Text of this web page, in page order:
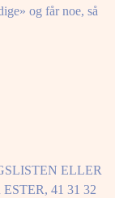
og får noe, så
ELLER
41 31 32